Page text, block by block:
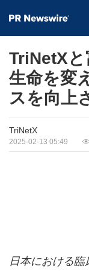
TriNetXと
生命を変
スを向上
TriNetX
2025-02-13 05:49
日本における